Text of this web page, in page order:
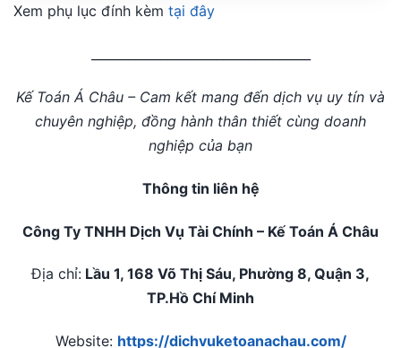
Xem phụ lục đính kèm tại đây
Kế Toán Á Châu – Cam kết mang đến dịch vụ uy tín và
chuyên nghiệp, đồng hành thân thiết cùng doanh
nghiệp của bạn
Thông tin liên hệ
Công Ty TNHH Dịch Vụ Tài Chính – Kế Toán Á Châu
Địa chỉ: Lầu 1, 168 Võ Thị Sáu, Phường 8, Quận 3,
TP.Hồ Chí Minh
Website: https://dichvuketoanachau.com/